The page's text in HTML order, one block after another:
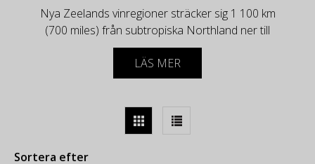
Nya Zeelands vinregioner sträcker sig 1 100 km
(700 miles) från subtropiska Northland ner till
centrala Otago, hem till världens sydligaste
vingårdar. Vingårdarna drar nytta av den dämpande
effekten av det maritima klimatet (ingen vingård är
soltimmar och nätter kylda av havsbrisen.
De flesta av vinregionerna finns på nord- och södra
LÄS MER
Sortera efter